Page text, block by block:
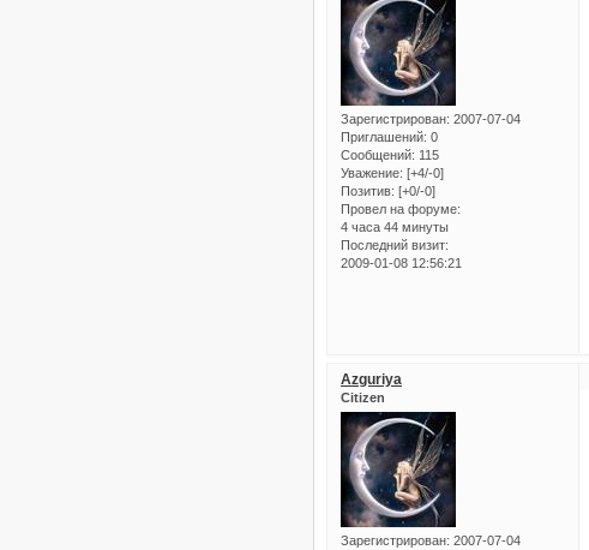
Зарегистрирован: 2007-07-04
Приглашений: 0
Сообщений: 115
Уважение: [+4/-0]
Позитив: [+0/-0]
Провел на форуме:
4 часа 44 минуты
Последний визит:
2009-01-08 12:56:21
Azguriya
Citizen
Зарегистрирован: 2007-07-04